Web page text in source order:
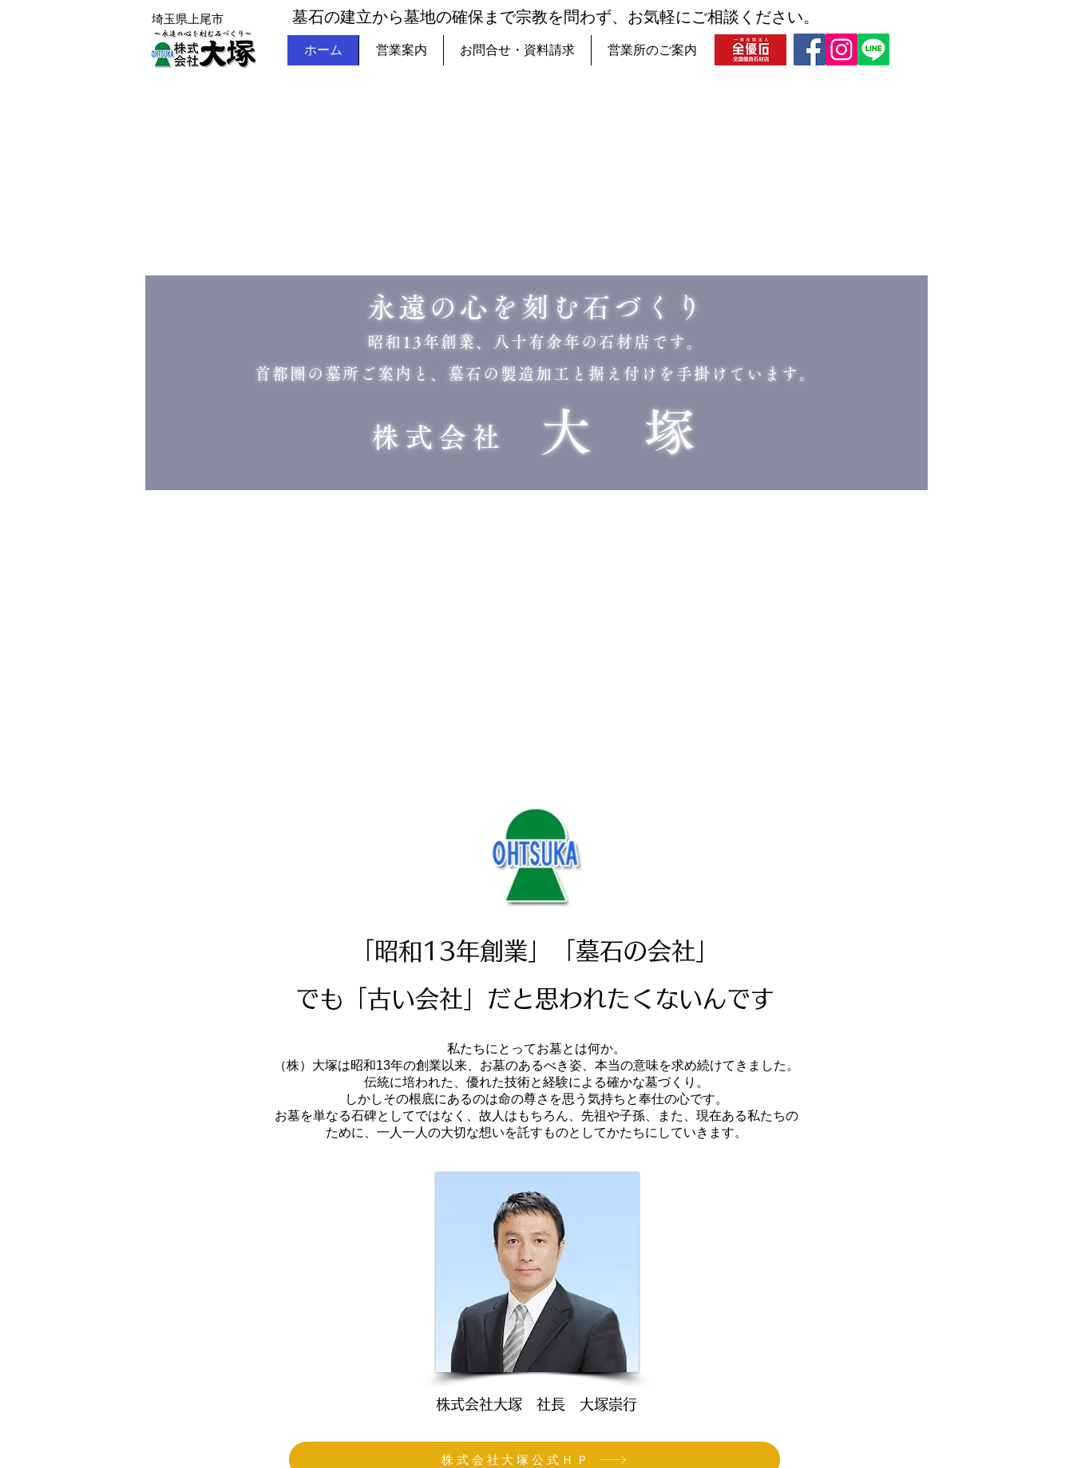
墓石の建立から墓地の確保まで宗教を問わず、お気軽にご相談ください。
ホーム 営業案内 お問合せ・資料請求 営業所のご案内
埼玉県上尾市
永遠の心を刻む石づくり
株式会社 大 塚
昭和13年創業、八十有余年の石材店です。
首都圏の墓所ご案内と、墓石の製造加工と据え付けを手掛けています。
「昭和13年創業」「墓石の会社」
でも「古い会社」だと思われたくないんです
私たちにとってお墓とは何か。
（株）大塚は昭和13年の創業以来、お墓のあるべき姿、本当の意味を求め続けてきました。
伝統に培われた、優れた技術と経験による確かな墓づくり。
しかしその根底にあるのは命の尊さを思う気持ちと奉仕の心です。
お墓を単なる石碑としてではなく、故人はもちろん、先祖や子孫、また、現在ある私たちの
ために、一人一人の大切な想いを託すものとしてかたちにしていきます。
株式会社大塚 社長 大塚崇行
株式会社大塚公式ＨＰ